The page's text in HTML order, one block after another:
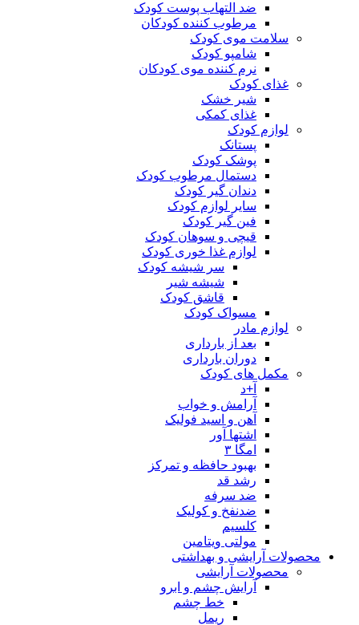
ضد التهاب پوست کودک
مرطوب کننده کودکان
سلامت موی کودک
شامپو کودک
نرم کننده موی کودکان
غذای کودک
شیر خشک
غذای کمکی
لوازم کودک
پستانک
پوشک کودک
دستمال مرطوب کودک
دندان گیر کودک
سایر لوازم کودک
فین گیر کودک
قیچی و سوهان کودک
لوازم غذا خوری کودک
سر شیشه کودک
شیشه شیر
قاشق کودک
مسواک کودک
لوازم مادر
بعد از بارداری
دوران بارداری
مکمل های کودک
آ+د
آرامش و خواب
آهن و اسید فولیک
اشتها آور
امگا ۳
بهبود حافظه و تمرکز
رشد قد
ضد سرفه
ضدنفخ و کولیک
کلسیم
مولتی ویتامین
محصولات آرایشی و بهداشتی
محصولات آرایشی
آرایش چشم و ابرو
خط چشم
ریمل